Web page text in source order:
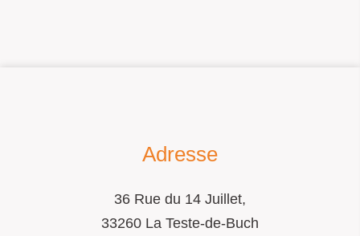
Adresse
36 Rue du 14 Juillet,
33260 La Teste-de-Buch